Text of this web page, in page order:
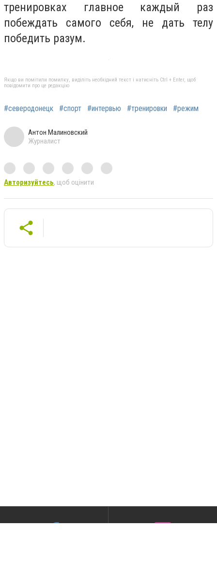
тренировках главное каждый раз
побеждать самого себя, не дать телу
победить разум.
Якщо ви помітили помилку, виділіть необхідний текст і натисніть Ctrl + Enter, щоб
повідомити про це редакцію
#северодонецк #спорт #интервью #тренировки #режим
Антон Малиновский
Журналист
Авторизуйтесь, щоб оцінити